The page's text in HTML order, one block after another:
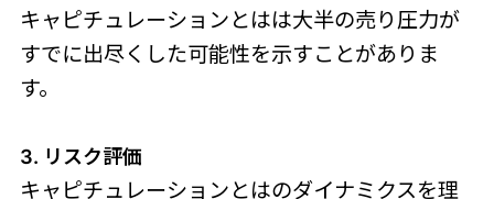
キャピチュレーションとはは大半の売り圧力が
すでに出尽くした可能性を示すことがありま
す。
3. リスク評価
キャピチュレーションとはのダイナミクスを理